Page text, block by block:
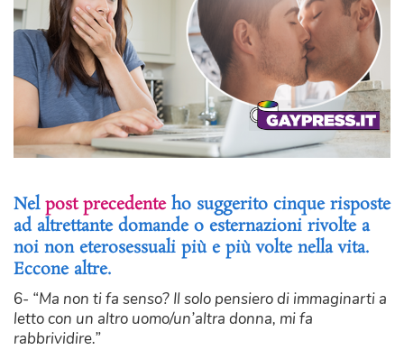
Nelpost precedenteho suggerito cinque risposte
ad altrettante domande o esternazioni rivolte a
noi non eterosessuali più e più volte nella vita.
Eccone altre.
6- “Ma non ti fa senso? Il solo pensiero di immaginarti a
letto con un altro uomo/un’altra donna, mi fa
rabbrividire.”